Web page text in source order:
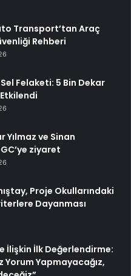
Transport’tan Araç
Rehberi
Felaketi: 5 Bin Dekar
Etkilendi
Yılmaz ve Sinan
ziyaret
Proje Okullarındaki
Dayanması
İlişkin İlk Değerlendirme:
Yorum Yapmayacağız,